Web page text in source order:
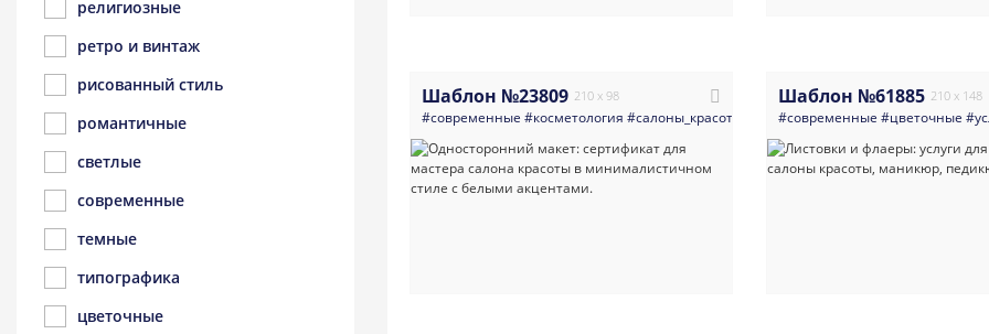
религиозные
ретро и винтаж
рисованный стиль
романтичные
светлые
современные
темные
типографика
цветочные
Шаблон №23809 210 x 98
#современные #косметология #салоны_красоты #спа_spa#минимализм#светлые
Шаблон №61885 210 x 148
#современные #цветочные